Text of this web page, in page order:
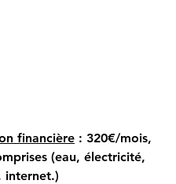
financière : 320€/mois,
(eau, électricité,
internet.)